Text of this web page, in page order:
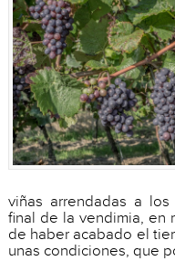
viñas arrendadas a
final de la vendimia, en
de haber acabado el
unas condiciones, que